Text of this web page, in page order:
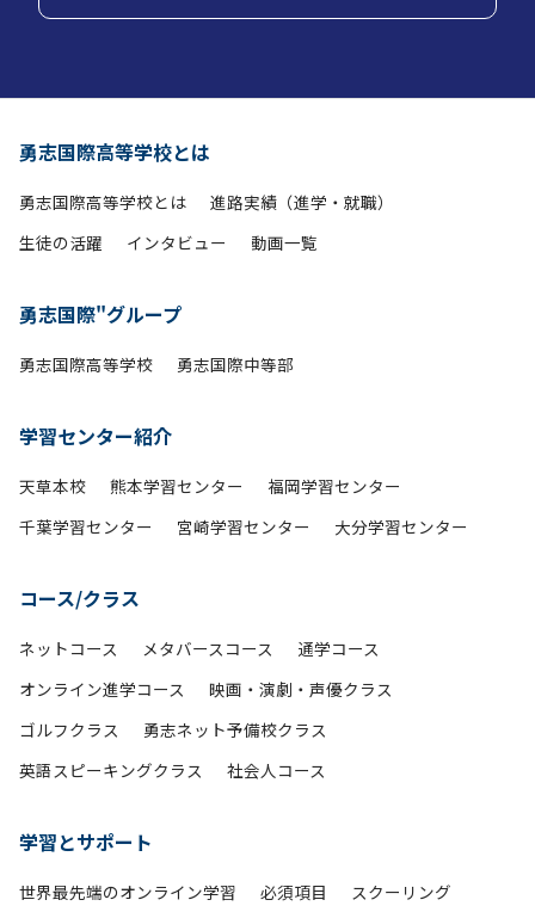
勇志国際高等学校とは
勇志国際高等学校とは
進路実績（進学・就職）
生徒の活躍
インタビュー 動画一覧
勇志国際"グループ
勇志国際高等学校 勇志国際中等部
学習センター紹介
天草本校 熊本学習センター
福岡学習センター
千葉学習センター
宮崎学習センター 大分学習センター
コース/クラス
ネットコース メタバースコース
通学コース
オンライン進学コース
映画・演劇・声優クラス
ゴルフクラス
勇志ネット予備校クラス
英語スピーキングクラス
社会人コース
学習とサポート
世界最先端のオンライン学習 必須項目
スクーリング